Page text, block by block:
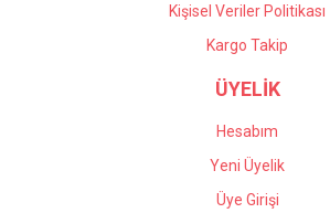
Kişisel Veriler Politikası
Kargo Takip
ÜYELİK
Hesabım
Yeni Üyelik
Üye Girişi